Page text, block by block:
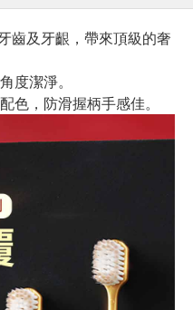
齒及牙齦，帶來頂級的奢
度潔淨。
色，防滑握柄手感佳。